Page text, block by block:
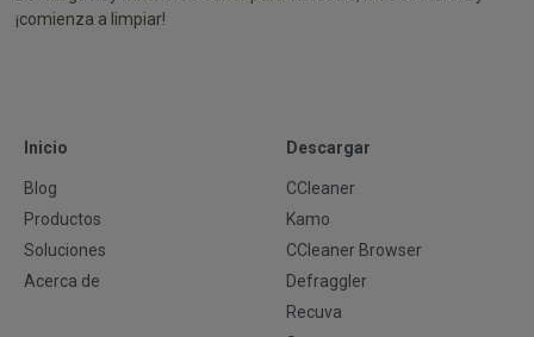
¡comienza a limpiar!
Inicio
Blog
Productos
Soluciones
Acerca de
Descargar
CCleaner
Kamo
CCleaner Browser
Defraggler
Recuva